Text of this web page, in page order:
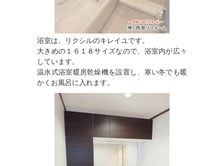
浴室は、リクシルのキレイユです。
大きめの１６１８サイズなので、浴室内が広々
しています。
温水式浴室暖房乾燥機を設置し、寒い冬でも暖
かくお風呂に入れます。